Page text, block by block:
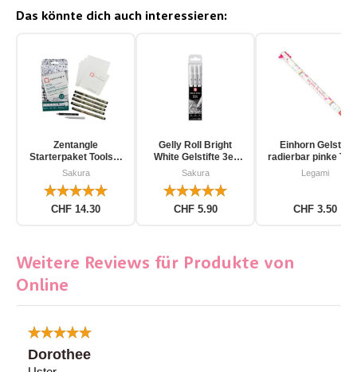
Das könnte dich auch interessieren:
Zentangle
Starterpaket Toolset
für Einsteiger 12-
Sakura
CHF 14.30
Gelly Roll Bright
White Gelstifte 3er
Pack
Sakura
CHF 5.90
Einhorn Gelstift
radierbar pinke
Legami
CHF 3.50
Weitere Reviews für Produkte von
Online
Dorothee